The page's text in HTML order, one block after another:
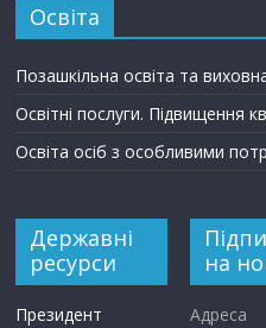
Освіта
Позашкільна освіта та
Освітні послуги. Підвищення
Освіта осіб з особливими
Державні
ресурси
Президент
на
Адреса